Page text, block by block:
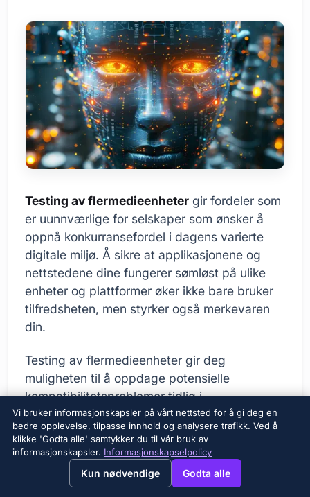
View this page in English? ×
Testing av flermedieenheter gir fordeler som
er uunnværlige for selskaper som ønsker å
oppnå konkurransefordel i dagens varierte
digitale miljø. Å sikre at applikasjonene og
nettstedene dine fungerer sømløst på ulike
enheter og plattformer øker ikke bare bruker
tilfredsheten, men styrker også merkevaren
din.
Testing av flermedieenheter gir deg
muligheten til å oppdage potensielle
kompatibilitetsproblemer tidlig i
utviklingsprosessen. Dette sparer tid og
kostnader ved å rette opp feil. Du får også
muligheten til å optimalisere ytelsen til
applikasjonen din på enheter med ulike
skjermstørrelser, operativsystemer og
Vi bruker informasjonskapsler på vårt nettsted for å gi deg en
bedre opplevelse, tilpasse innhold og analysere trafikk. Ved å
klikke 'Godta alle' samtykker du til vår bruk av
informasjonskapsler. Informasjonskapselpolicy
Kun nødvendige Godta alle